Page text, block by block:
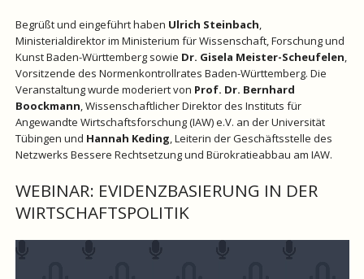
Begrüßt und eingeführt haben Ulrich Steinbach,
Ministerialdirektor im Ministerium für Wissenschaft, Forschung und
Kunst Baden-Württemberg sowie Dr. Gisela Meister-Scheufelen,
Vorsitzende des Normenkontrollrates Baden-Württemberg. Die
Veranstaltung wurde moderiert von Prof. Dr. Bernhard
Boockmann, Wissenschaftlicher Direktor des Instituts für
Angewandte Wirtschaftsforschung (IAW) e.V. an der Universität
Tübingen und Hannah Keding, Leiterin der Geschäftsstelle des
Netzwerks Bessere Rechtsetzung und Bürokratieabbau am IAW.
WEBINAR: EVIDENZBASIERUNG IN DER
WIRTSCHAFTSPOLITIK